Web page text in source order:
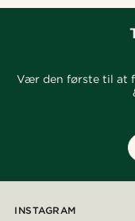
Vær den første til at
INSTAGRAM